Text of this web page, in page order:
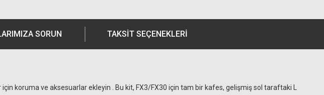
SORUN TAKSIT SEÇENEKLERI
koruma ve aksesuarlar ekleyin . Bu kit, FX3/FX30 için tam bir kafes, gelişmiş sol taraftaki L